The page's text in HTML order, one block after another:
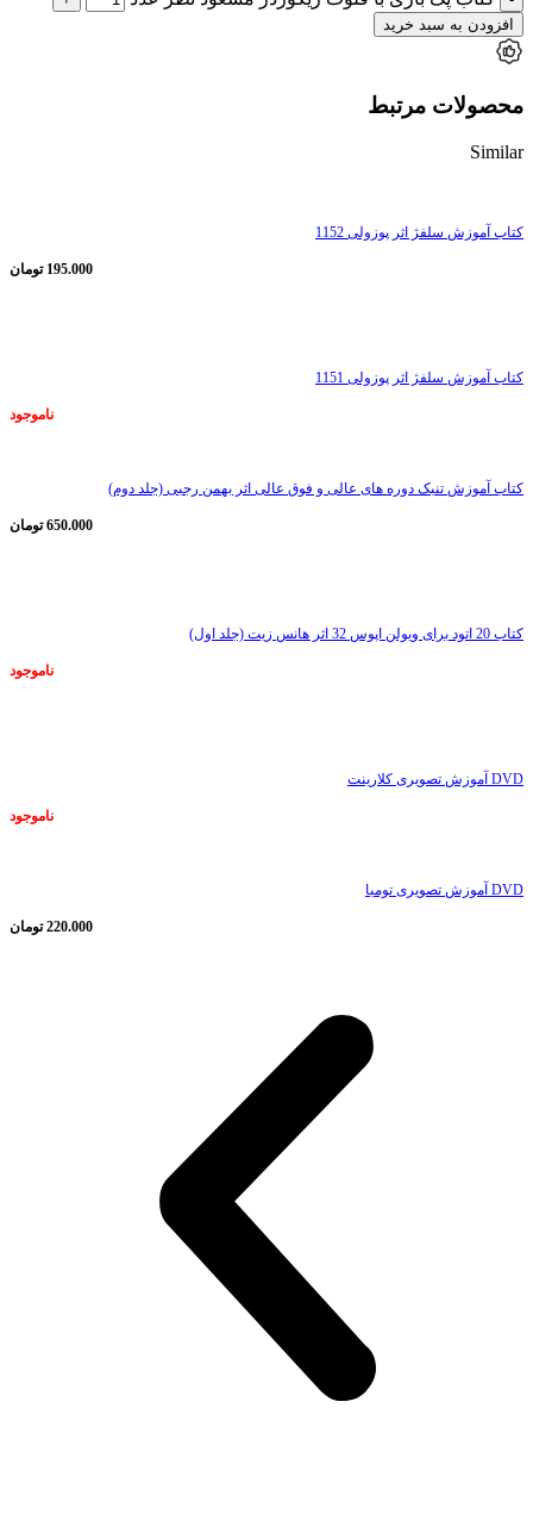
افزودن به سبد خرید
محصولات مرتبط
Similar
کتاب آموزش سلفژ اثر پوزولی 1152
195.000 تومان
کتاب آموزش سلفژ اثر پوزولی 1151
ناموجود
کتاب آموزش تنبک دوره های عالی و فوق عالی اثر بهمن رجبی (جلد دوم)
650.000 تومان
کتاب 20 اتود برای ویولن اپوس 32 اثر هانس زیت (جلد اول)
ناموجود
DVD آموزش تصویری کلارینت
ناموجود
DVD آموزش تصویری تومبا
220.000 تومان